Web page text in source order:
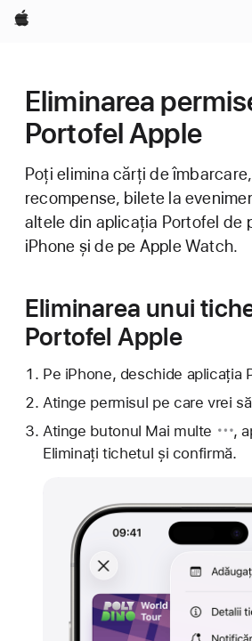
Apple
Eliminarea
Portofel Apple
Poți elimina cărți de
recompense, bilete la
altele din aplicația Portofel de
iPhone și de pe Apple Watch.
Eliminarea unui
Portofel Apple
Pe iPhone, deschide aplicația
Atinge permisul pe care vrei
Atinge butonul Mai multe
,
Eliminați tichetul și confirmă.